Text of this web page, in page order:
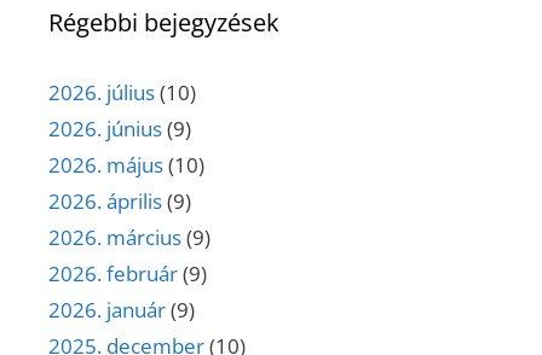
Régebbi bejegyzések
2026. július(10)
2026. június(9)
2026. május(10)
2026. április(9)
2026. március(9)
2026. február(9)
2026. január(9)
2025. december(10)